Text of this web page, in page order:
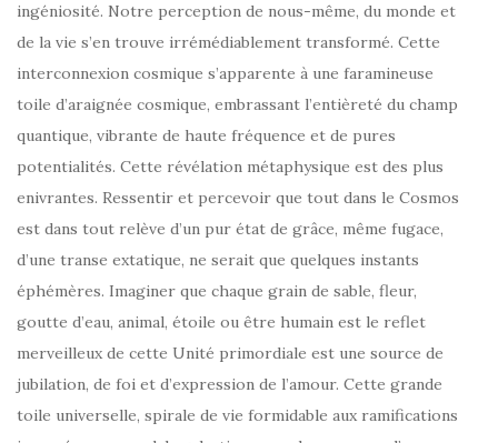
ingéniosité. Notre perception de nous-même, du monde et
de la vie s’en trouve irrémédiablement transformé. Cette
interconnexion cosmique s’apparente à une faramineuse
toile d’araignée cosmique, embrassant l’entièreté du champ
quantique, vibrante de haute fréquence et de pures
potentialités. Cette révélation métaphysique est des plus
enivrantes. Ressentir et percevoir que tout dans le Cosmos
est dans tout relève d’un pur état de grâce, même fugace,
d’une transe extatique, ne serait que quelques instants
éphémères. Imaginer que chaque grain de sable, fleur,
goutte d’eau, animal, étoile ou être humain est le reflet
merveilleux de cette Unité primordiale est une source de
jubilation, de foi et d’expression de l’amour. Cette grande
toile universelle, spirale de vie formidable aux ramifications